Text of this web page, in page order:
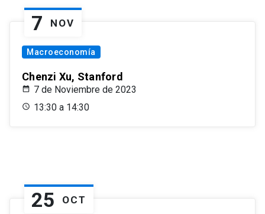
7 NOV
Macroeconomía
Chenzi Xu, Stanford
7 de Noviembre de 2023
13:30 a 14:30
25 OCT